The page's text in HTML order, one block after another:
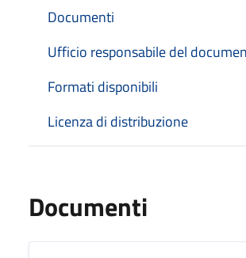
Documenti
Ufficio responsabile del
Formati disponibili
Licenza di distribuzione
Documenti